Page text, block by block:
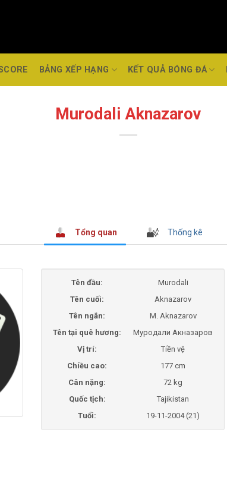
BẢNG XẾP HẠNG KẾT QUẢ BÓNG ĐÁ
Murodali Aknazarov
Tổng quan Thống kê
Tên đầu:
Murodali
Tên cuối:
Aknazarov
Tên ngắn:
M. Aknazarov
Tên tại quê hương:
Муродали Акназаров
Vị trí:
Tiền vệ
Chiều cao:
177 cm
Cân nặng:
72 kg
Quốc tịch:
Tajikistan
Tuổi:
19-11-2004 (21)